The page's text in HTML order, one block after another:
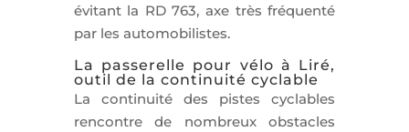
évitant la RD 763, axe très fréquenté
par les automobilistes.
La passerelle pour vélo à Liré,
outil de la continuité cyclable
La continuité des pistes cyclables
rencontre de nombreux obstacles